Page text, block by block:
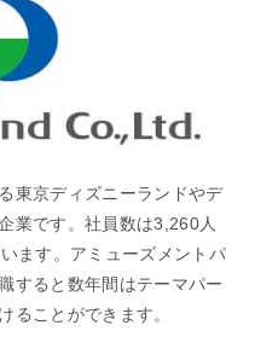
東京ディズニーランドやデ
業です。社員数は3,260人
ます。アミューズメントパ
すると数年間はテーマパー
ることができます。